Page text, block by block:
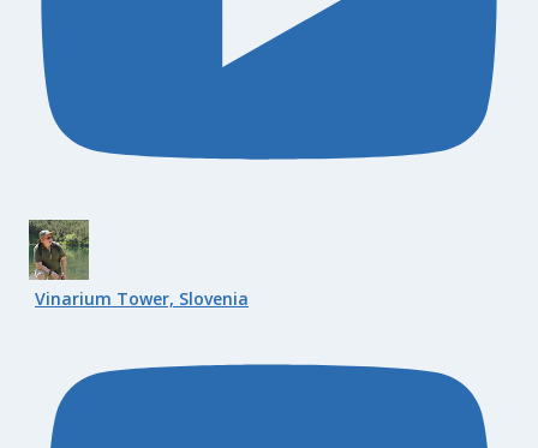
Vinarium Tower, Slovenia